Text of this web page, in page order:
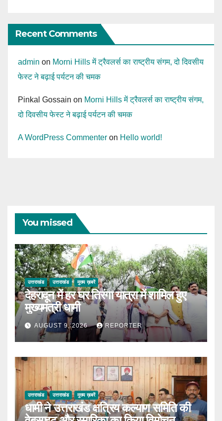
Recent Comments
admin on Morni Hills में ट्रैवलर्स का राष्ट्रीय संगम, दो दिवसीय
फेस्ट ने बढ़ाई पर्यटन की चमक
Pinkal Gossain on Morni Hills में ट्रैवलर्स का राष्ट्रीय संगम,
दो दिवसीय फेस्ट ने बढ़ाई पर्यटन की चमक
A WordPress Commenter on Hello world!
You missed
उत्तराखंड उत्तराखंड मुख्य ख़बरें
देहरादून में हर घर तिरंगा यात्रा में शामिल हुए
मुख्यमंत्री धामी
AUGUST 9, 2026 REPORTER
उत्तराखंड उत्तराखंड मुख्य ख़बरें
धामी ने उत्तराखंड क्षत्रिय कल्याण समिति की